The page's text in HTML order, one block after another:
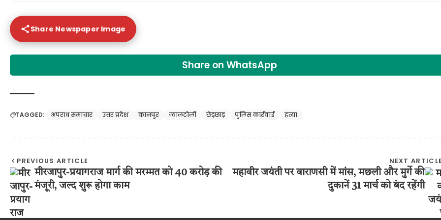
Share Newspaper Image
Share on WhatsApp
TAGGED: अपराध समाचार उत्तर प्रदेश कानपुर ग्वालटोली छेड़छाड़ पुलिस कार्रवाई हत्या
PREVIOUS ARTICLE
मीरजापुर-प्रयागराज मार्ग की मरम्मत को 40 करोड़ की
मंजूरी, जल्द शुरू होगा काम
NEXT
महावीर जयंती पर वाराणसी में मांस, मछली और मुर्गे की
दुकानें 31 मार्च को बंद रहेंगी